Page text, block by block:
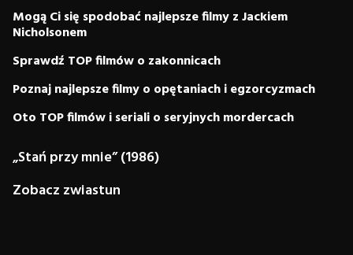
Mogą Ci się spodobać najlepsze filmy z Jackiem
Nicholsonem
Sprawdź TOP filmów o zakonnicach
Poznaj najlepsze filmy o opętaniach i egzorcyzmach
Oto TOP filmów i seriali o seryjnych mordercach
„Stań przy mnie” (1986)
Zobacz zwiastun